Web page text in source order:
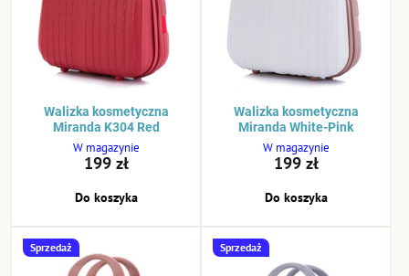
Walizka kosmetyczna
Miranda K304 Red
W magazynie
199 zł
Do koszyka
Walizka kosmetyczna
Miranda White-Pink
W magazynie
199 zł
Do koszyka
Sprzedaż Sprzedaż